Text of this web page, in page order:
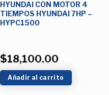
HYUNDAI CON MOTOR 4
TIEMPOS HYUNDAI 7HP –
HYPC1500
$18,100.00
Añadir al carrito